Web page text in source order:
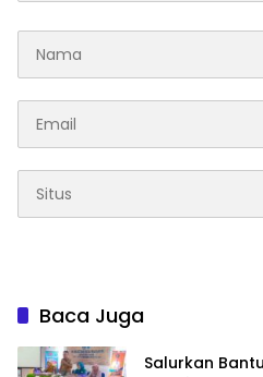
Baca Juga
Salurkan